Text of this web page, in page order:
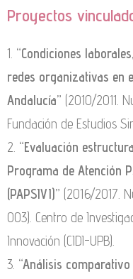
Proyectos
1. “Condiciones
redes organizativas en
Andalucía” (2010/2011.
Fundación de Estudios
2. “Evaluación
Programa de Atención
(PAPSIVI)” (2016/2017.
003). Centro de
Innovación (CIDI-UPB).
3. “Análisis